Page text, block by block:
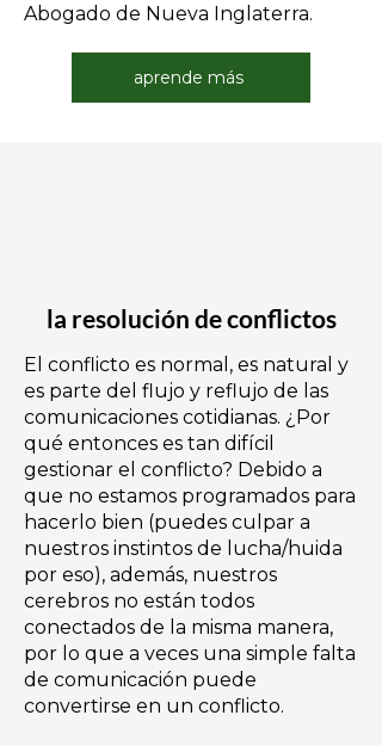
Abogado de Nueva Inglaterra.
aprende más
la resolución de conflictos
El conflicto es normal, es natural y
es parte del flujo y reflujo de las
comunicaciones cotidianas. ¿Por
qué entonces es tan difícil
gestionar el conflicto? Debido a
que no estamos programados para
hacerlo bien (puedes culpar a
nuestros instintos de lucha/huida
por eso), además, nuestros
cerebros no están todos
conectados de la misma manera,
por lo que a veces una simple falta
de comunicación puede
convertirse en un conflicto.